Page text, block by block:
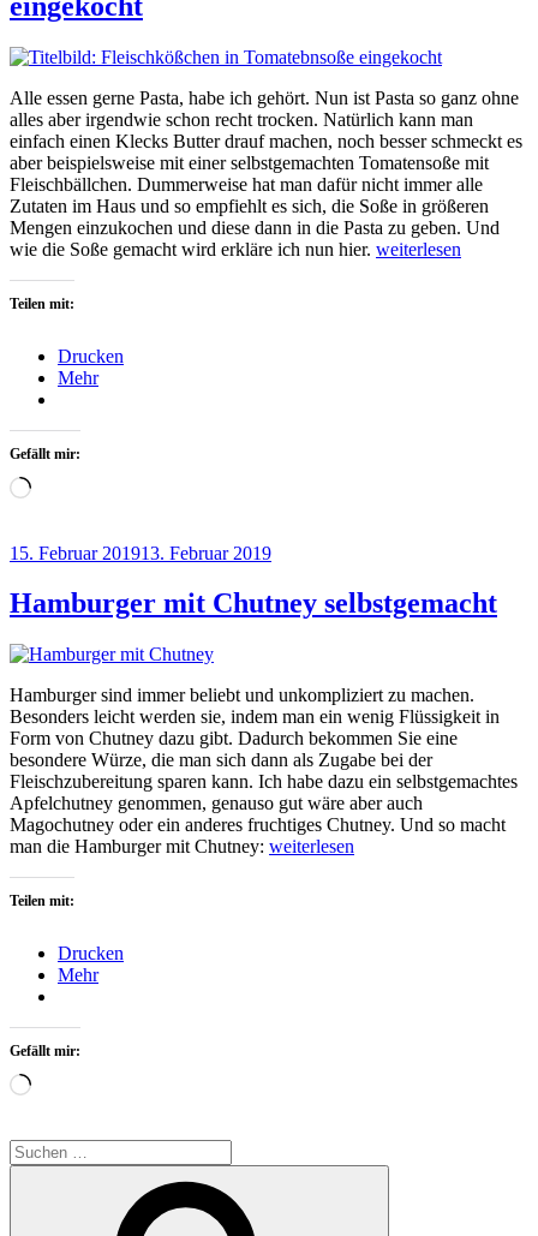
Alle essen gerne Pasta, habe ich gehört. Nun ist Pasta so ganz ohne
alles aber irgendwie schon recht trocken. Natürlich kann man
einfach einen Klecks Butter drauf machen, noch besser schmeckt es
aber beispielsweise mit einer selbstgemachten Tomatensoße mit
Fleischbällchen. Dummerweise hat man dafür nicht immer alle
Zutaten im Haus und so empfiehlt es sich, die Soße in größeren
Mengen einzukochen und diese dann in die Pasta zu geben. Und
wie die Soße gemacht wird erkläre ich nun hier. „Tomatensoße
weiterlesen
Teilen mit:
Drucken
Mehr
Gefällt mir:
Wird
Veröffentlicht
15. Februar 201913. Februar 2019
Hamburger mit Chutney selbstgemacht
Hamburger sind immer beliebt und unkompliziert zu machen.
Besonders leicht werden sie, indem man ein wenig Flüssigkeit in
Form von Chutney dazu gibt. Dadurch bekommen Sie eine
besondere Würze, die man sich dann als Zugabe bei der
Fleischzubereitung sparen kann. Ich habe dazu ein selbstgemachtes
Apfelchutney genommen, genauso gut wäre aber auch
Magochutney oder ein anderes fruchtiges Chutney. Und so macht
man die Hamburger mit Chutney: „Hamburger
weiterlesen
Teilen mit:
Drucken
Mehr
Gefällt mir:
Wird
Suchen
nach: